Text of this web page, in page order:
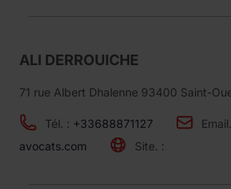
ALI DERROUICHE
71 rue Albert Dhalenne 93400 Saint-
Tél. : +33688871127
avocats.com
Site. :